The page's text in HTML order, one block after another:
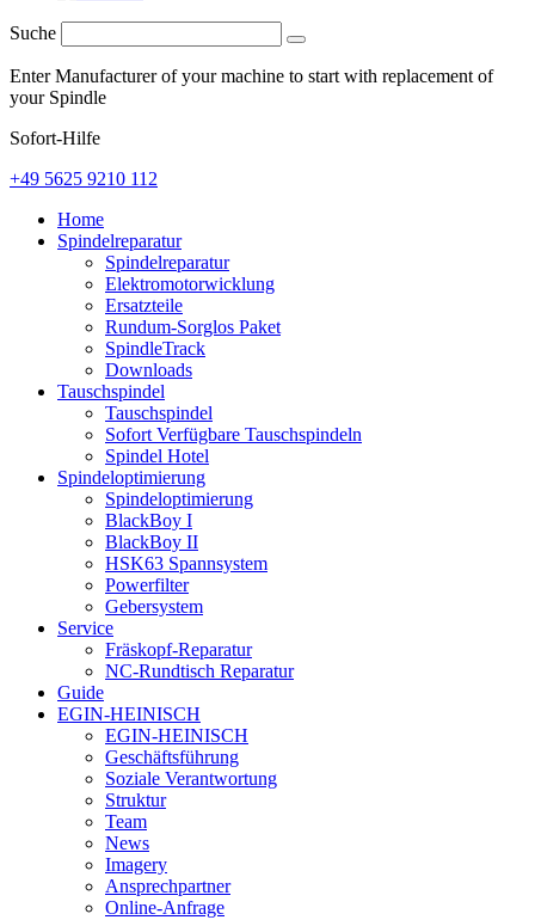
Suche
Enter Manufacturer of your machine to start with replacement of
your Spindle
Sofort-Hilfe
+49 5625 9210 112
Home
Spindelreparatur
Spindelreparatur
Elektromotorwicklung
Ersatzteile
Rundum-Sorglos Paket
SpindleTrack
Downloads
Tauschspindel
Tauschspindel
Sofort Verfügbare Tauschspindeln
Spindel Hotel
Spindeloptimierung
Spindeloptimierung
BlackBoy I
BlackBoy II
HSK63 Spannsystem
Powerfilter
Gebersystem
Service
Fräskopf-Reparatur
NC-Rundtisch Reparatur
Guide
EGIN-HEINISCH
EGIN-HEINISCH
Geschäftsführung
Soziale Verantwortung
Struktur
Team
News
Imagery
Ansprechpartner
Online-Anfrage